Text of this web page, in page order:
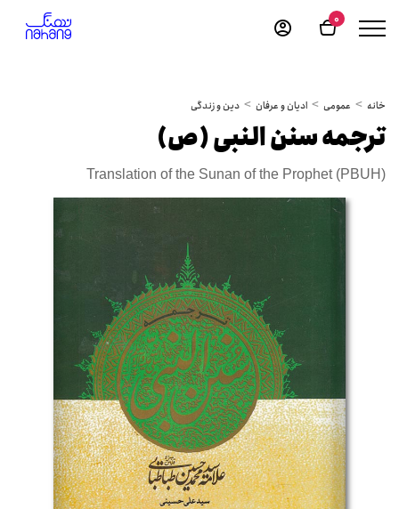
0
خانه عمومی ادیان و عرفان دین و زندگی
ترجمه سنن النبی (ص)
Translation of the Sunan of the Prophet (PBUH)